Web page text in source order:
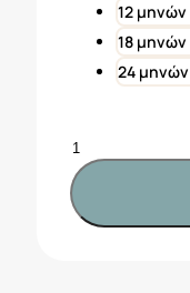
12 μηνών
18 μηνών
24 μηνών
Mayoral
Μπλούζα
σαφάρι
μωρό
Κωδ.